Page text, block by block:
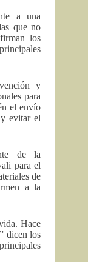
a una
que no
los
y
para
el envío
evitar el
de la
para el
de
a la
Hace
dicen los